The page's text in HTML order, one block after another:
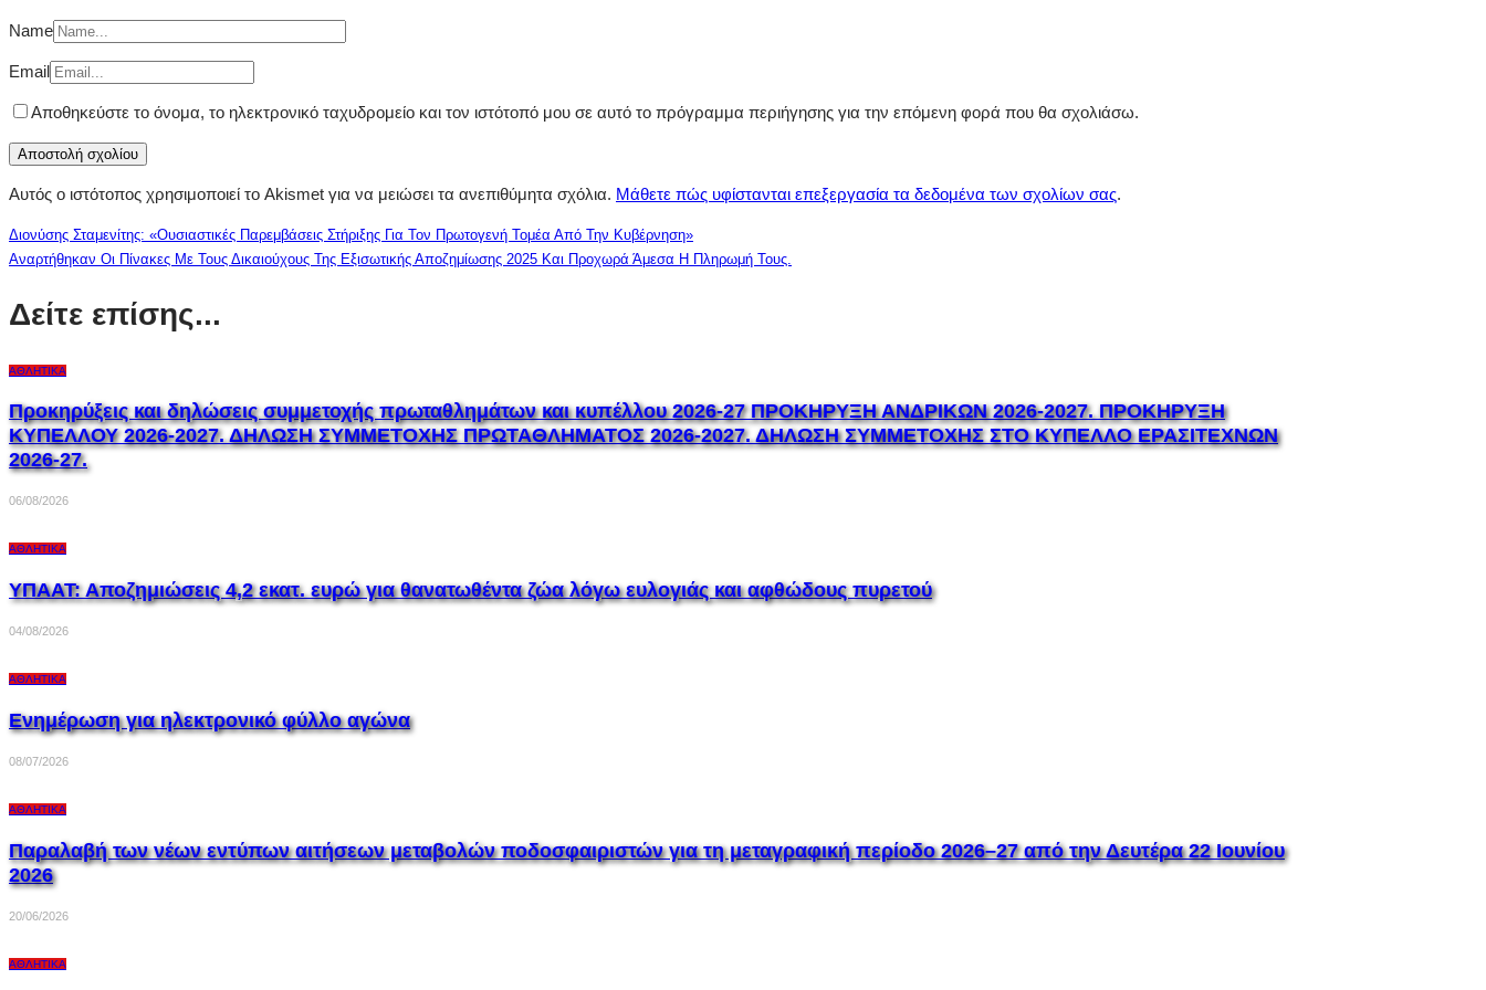
Name
Email
Αποθηκεύστε το όνομα, το ηλεκτρονικό ταχυδρομείο και τον ιστότοπό μου σε αυτό το πρόγραμμα περιήγησης για την επόμενη φορά που θα σχολιάσω.
Αυτός ο ιστότοπος χρησιμοποιεί το Akismet για να μειώσει τα ανεπιθύμητα σχόλια. Μάθετε πώς υφίστανται επεξεργασία τα δεδομένα των σχολίων σας.
Διονύσης Σταμενίτης: «Ουσιαστικές Παρεμβάσεις Στήριξης Για Τον Πρωτογενή Τομέα Από Την Κυβέρνηση»
Αναρτήθηκαν Οι Πίνακες Με Τους Δικαιούχους Της Εξισωτικής Αποζημίωσης 2025 Και Προχωρά Άμεσα Η Πληρωμή Τους.
Δείτε επίσης...
ΑΘΛΗΤΙΚΆ
Προκηρύξεις και δηλώσεις συμμετοχής πρωταθλημάτων και κυπέλλου 2026-27 ΠΡΟΚΗΡΥΞΗ ΑΝΔΡΙΚΩΝ 2026-2027. ΠΡΟΚΗΡΥΞΗ
ΚΥΠΕΛΛΟΥ 2026-2027. ΔΗΛΩΣΗ ΣΥΜΜΕΤΟΧΗΣ ΠΡΩΤΑΘΛΗΜΑΤΟΣ 2026-2027. ΔΗΛΩΣΗ ΣΥΜΜΕΤΟΧΗΣ ΣΤΟ ΚΥΠΕΛΛΟ ΕΡΑΣΙΤΕΧΝΩΝ
2026-27.
06/08/2026
ΑΘΛΗΤΙΚΆ
ΥΠΑΑΤ: Αποζημιώσεις 4,2 εκατ. ευρώ για θανατωθέντα ζώα λόγω ευλογιάς και αφθώδους πυρετού
04/08/2026
ΑΘΛΗΤΙΚΆ
Ενημέρωση για ηλεκτρονικό φύλλο αγώνα
08/07/2026
ΑΘΛΗΤΙΚΆ
Παραλαβή των νέων εντύπων αιτήσεων μεταβολών ποδοσφαιριστών για τη μεταγραφική περίοδο 2026–27 από την Δευτέρα 22 Ιουνίου
2026
20/06/2026
ΑΘΛΗΤΙΚΆ